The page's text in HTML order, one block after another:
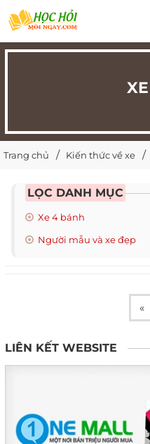
Trang chủ Kiến thức về xe
LỌC DANH MỤC
Xe 4 bánh
Người mẫu và xe đẹp
«
LIÊN KẾT WEBSITE